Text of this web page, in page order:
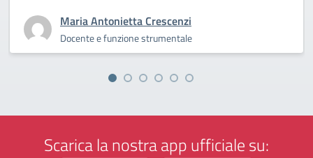
Maria Antonietta Crescenzi
Docente e funzione strumentale
Scarica la nostra app ufficiale su: